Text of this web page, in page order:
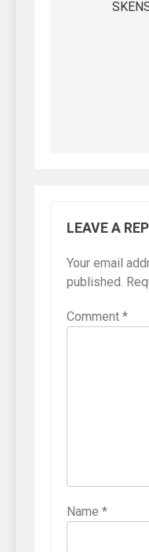
LEAVE A
Your email
published.
Comment *
Name *